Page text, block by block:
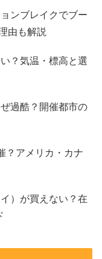
。
のは難しい
珍しい読みが成
ふりがなやローマ
ど別の読みで呼ばれ
前だと言えます。
ンブレイクでブー
由も解説
？気温・標高と選
過酷？開催都市の
？アメリカ・カナ
）が買えない？在